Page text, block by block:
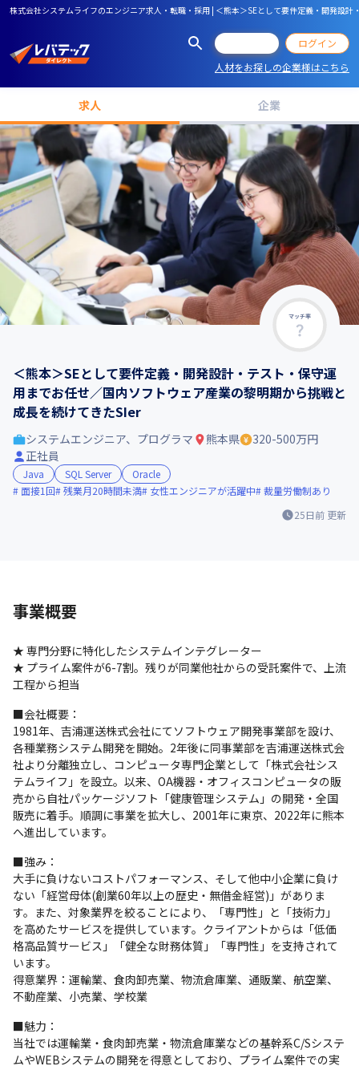
株式会社システムライフのエンジニア求人・転職・採用 | ＜熊本＞SEとして要件定義・開発設
ログイン
人材をお探しの企業様はこちら
求人 企業
マッチ率
＜熊本＞SEとして要件定義・開発設計・テスト・保守運
用までお任せ／国内ソフトウェア産業の黎明期から挑戦と
成長を続けてきたSIer
25日前 更新
システムエンジニア、プログラマ 熊本県
320-500万円
正社員
Java SQL Server
Oracle
面接1回
残業月20時間未満 女性エンジニアが活躍中 裁量労働制あり
事業概要
★ 専門分野に特化したシステムインテグレーター
★ プライム案件が6-7割。残りが同業他社からの受託案件で、上流
工程から担当
■会社概要：
1981年、吉浦運送株式会社にてソフトウェア開発事業部を設け、
各種業務システム開発を開始。2年後に同事業部を吉浦運送株式会
社より分離独立し、コンピュータ専門企業として「株式会社シス
テムライフ」を設立。以来、OA機器・オフィスコンピュータの販
売から自社パッケージソフト「健康管理システム」の開発・全国
販売に着手。順調に事業を拡大し、2001年に東京、2022年に熊本
へ進出しています。
■強み：
大手に負けないコストパフォーマンス、そして他中小企業に負け
ない「経営母体(創業60年以上の歴史・無借金経営)」がありま
す。また、対象業界を絞ることにより、「専門性」と「技術力」
を高めたサービスを提供しています。クライアントからは「低価
格高品質サービス」「健全な財務体質」「専門性」を支持されて
います。
得意業界：運輸業、食肉卸売業、物流倉庫業、通販業、航空業、
不動産業、小売業、学校業
■魅力：
当社では運輸業・食肉卸売業・物流倉庫業などの基幹系C/Sシステ
ムやWEBシステムの開発を得意としており、プライム案件での実